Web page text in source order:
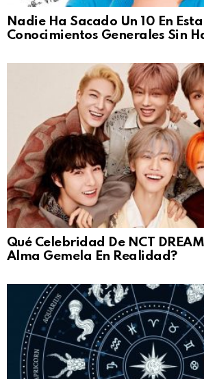
Nadie Ha Sacado Un 10 En
Conocimientos Generales Sin
Qué Celebridad De NCT
Alma Gemela En Realidad?